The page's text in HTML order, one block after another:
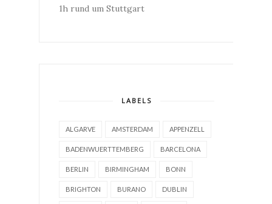
1h rund um Stuttgart
LABELS
ALGARVE AMSTERDAM APPENZELL
BADENWUERTTEMBERG BARCELONA
BERLIN BIRMINGHAM BONN
BRIGHTON BURANO DUBLIN